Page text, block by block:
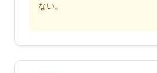
ない。